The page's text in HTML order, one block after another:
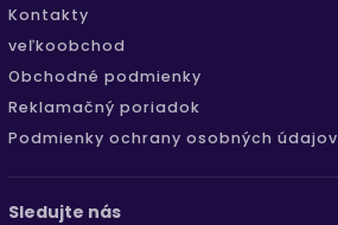
Kontakty
veľkoobchod
Obchodné podmienky
Reklamačný poriadok
Podmienky ochrany osobných údajov
Sledujte nás